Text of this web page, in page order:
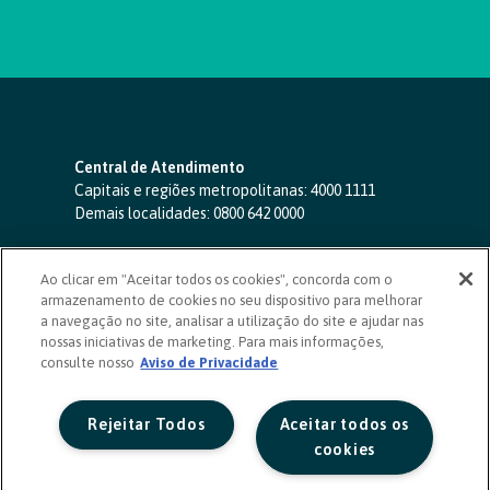
Central de Atendimento
Capitais e regiões metropolitanas: 4000 1111
Demais localidades: 0800 642 0000
SAC 24 horas-0800 724 4420
Ouvidoria
0800 725 0996
(de segunda a sexta, das 8h às 20h)
ouvidoriasicoob.com.br
Deficientes auditivos ou de fala
Ao clicar em "Aceitar todos os cookies", concorda com o
armazenamento de cookies no seu dispositivo para melhorar
a navegação no site, analisar a utilização do site e ajudar nas
nossas iniciativas de marketing. Para mais informações,
consulte nosso Aviso de Privacidade
Aceitar todos os
cookies
Rejeitar Todos